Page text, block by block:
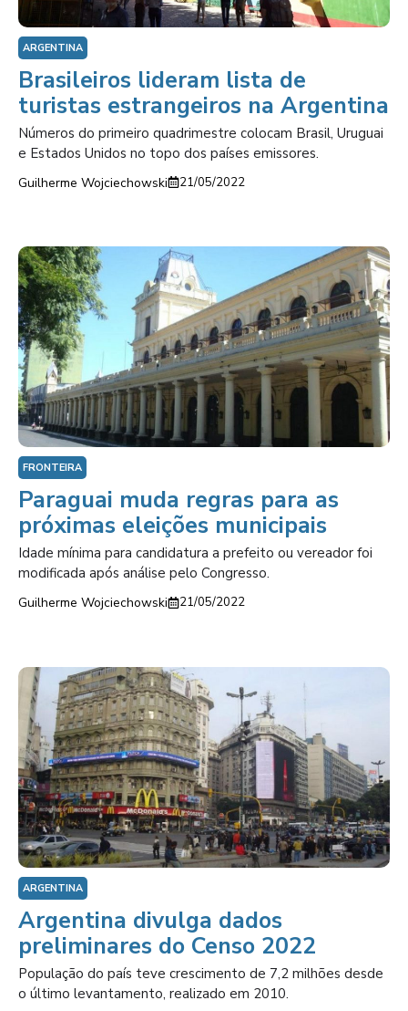
ARGENTINA
Brasileiros lideram lista de
turistas estrangeiros na Argentina
Números do primeiro quadrimestre colocam Brasil, Uruguai
e Estados Unidos no topo dos países emissores.
Guilherme Wojciechowski 21/05/2022
FRONTEIRA
Paraguai muda regras para as
próximas eleições municipais
Idade mínima para candidatura a prefeito ou vereador foi
modificada após análise pelo Congresso.
Guilherme Wojciechowski 21/05/2022
ARGENTINA
Argentina divulga dados
preliminares do Censo 2022
População do país teve crescimento de 7,2 milhões desde
o último levantamento, realizado em 2010.